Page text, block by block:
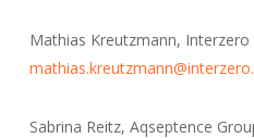
Mathias Kreutzmann, Interzero
Sabrina Reitz, Aqseptence